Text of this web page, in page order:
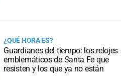
¿QUÉ HORA ES?
Guardianes del tiempo: los relojes
emblemáticos de Santa Fe que
resisten y los que ya no están